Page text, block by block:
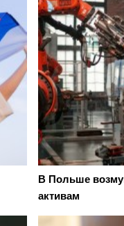
В Польше
активам